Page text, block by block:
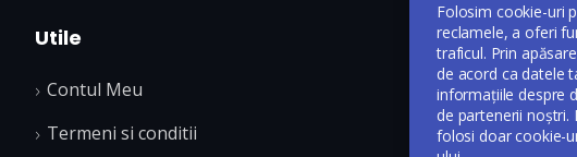
Utile
Contul Meu
Termeni si conditii
Folosim cookie-uri
reclamele, a oferi
traficul. Prin
de acord ca datele
informațiile despre
de partenerii noștri.
folosi doar cookie-